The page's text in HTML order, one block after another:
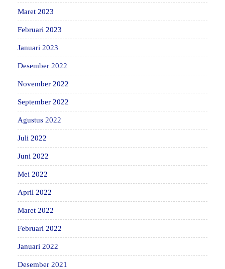
Maret 2023
Februari 2023
Januari 2023
Desember 2022
November 2022
September 2022
Agustus 2022
Juli 2022
Juni 2022
Mei 2022
April 2022
Maret 2022
Februari 2022
Januari 2022
Desember 2021